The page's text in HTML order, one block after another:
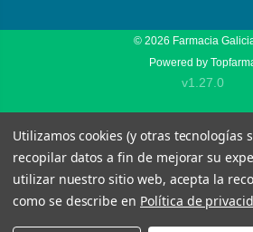
© 2026 Farmacia
Powered by
v1.27.0
Utilizamos cookies (y otras tecnologías
recopilar datos a fin de mejorar su
utilizar nuestro sitio web, acepta la
como se describe en Política de